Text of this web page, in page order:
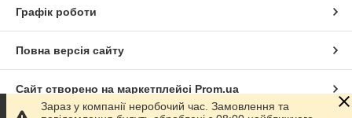
Графік роботи
Повна версія сайту
Сайт створено на маркетплейсі Prom.ua
Зараз у компанії неробочий час. Замовлення та